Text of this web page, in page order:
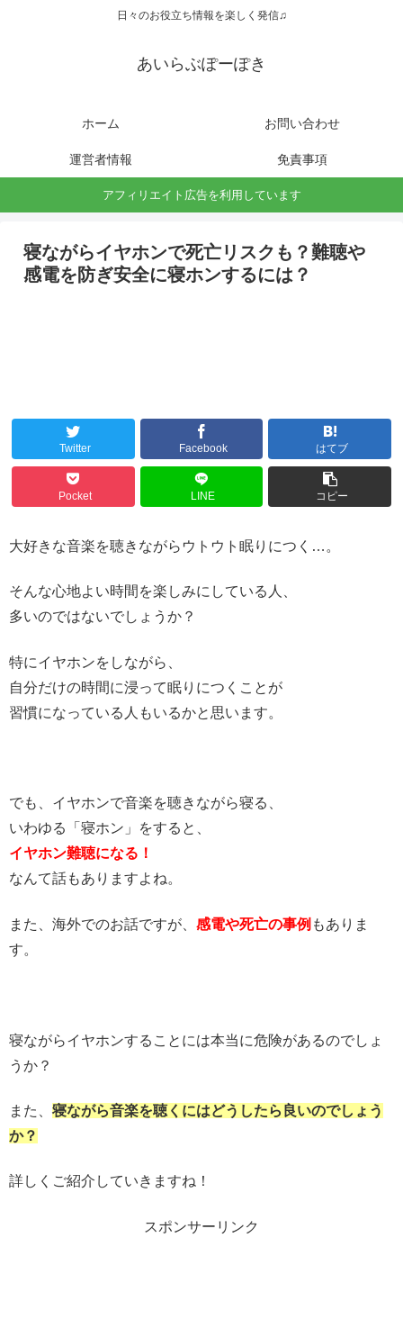
日々のお役立ち情報を楽しく発信♫
あいらぶぽーぽき
ホーム お問い合わせ
運営者情報 免責事項
アフィリエイト広告を利用しています
寝ながらイヤホンで死亡リスクも？難聴や
感電を防ぎ安全に寝ホンするには？
Twitter Facebook はてブ
Pocket LINE コピー
大好きな音楽を聴きながらウトウト眠りにつく…。
そんな心地よい時間を楽しみにしている人、
多いのではないでしょうか？
特にイヤホンをしながら、
自分だけの時間に浸って眠りにつくことが
習慣になっている人もいるかと思います。
でも、イヤホンで音楽を聴きながら寝る、
いわゆる「寝ホン」をすると、
イヤホン難聴になる！
なんて話もありますよね。
また、海外でのお話ですが、 感電や死亡の事例 もありま
す。
寝ながらイヤホンすることには本当に危険があるのでしょ
うか？
また、 寝ながら音楽を聴くにはどうしたら良いのでしょう
か？
詳しくご紹介していきますね！
スポンサーリンク